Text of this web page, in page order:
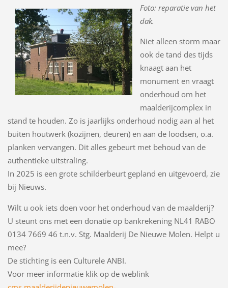
Foto: reparatie van het
dak.
Niet alleen storm maar
ook de tand des tijds
knaagt aan het
monument en vraagt
onderhoud om het
maalderijcomplex in
stand te houden. Zo is jaarlijks onderhoud nodig aan al het
buiten houtwerk (kozijnen, deuren) en aan de loodsen, o.a.
planken vervangen. Dit alles gebeurt met behoud van de
authentieke uitstraling.
In 2025 is een grote schilderbeurt gepland en uitgevoerd, zie
bij Nieuws.
Wilt u ook iets doen voor het onderhoud van de maalderij?
U steunt ons met een donatie op bankrekening NL41 RABO
0134 7669 46 t.n.v. Stg. Maalderij De Nieuwe Molen. Helpt u
mee?
De stichting is een Culturele ANBI.
Voor meer informatie klik op de weblink